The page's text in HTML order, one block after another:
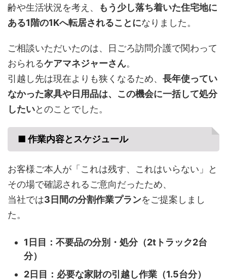
齢や生活状況を考え、
もう少し落ち着いた住宅地に
ある1階の1Kへ転居されることになりました。
ご相談いただいたのは、日ごろ訪問介護で関わって
おられるケアマネジャーさん。
引越し先は現在よりも狭くなるため、 長年使ってい
なかった家具や日用品は、この機会に一括して処分
したいとのことでした。
■ 作業内容とスケジュール
お客様ご本人が「これは残す、これはいらない」と
その場で確認されるご意向だったため、
当社では3日間の分割作業プランをご提案しまし
た。
1日目：不要品の分別・処分（2tトラック2台
分）
2日目：必要な家財の引越し作業（1.5台分）